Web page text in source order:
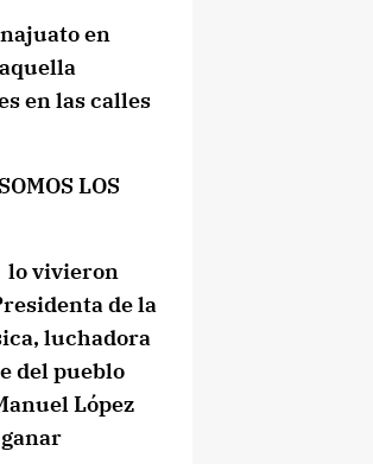
en
en las calles
LOS
lo vivieron
de la
luchadora
del pueblo
López